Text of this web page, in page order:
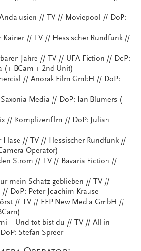
// TV // Moviepool // DoP:
Kainer // TV // Hessischer Rundfunk //
Jahre // TV // UFA Fiction // DoP:
(+ BCam + 2nd Unit)
// Anorak Film GmbH // DoP:
Media // DoP: Ian Blumers (
// Komplizenfilm // DoP: Julian
Hase // TV // Hessischer Rundfunk //
Operator)
Strom // TV // Bavaria Fiction //
mein Schatz geblieben // TV //
DoP: Peter Joachim Krause
// TV // FFP New Media GmbH //
– Und tot bist du // TV // All in
Stefan Spreer